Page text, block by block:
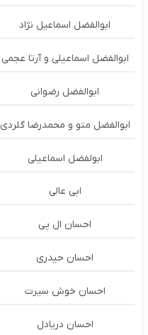
ابوالفضل اسماعیل نژاد
ابوالفضل اسماعیلی و آرتا عجمی
ابوالفضل رضوانی
ابوالفضل متو و محمدرضا گلردی
ابولفضل اسماعیلی
ابی عالی
احسان ال پی
احسان حیدری
احسان خوش سیرت
احسان دریادل